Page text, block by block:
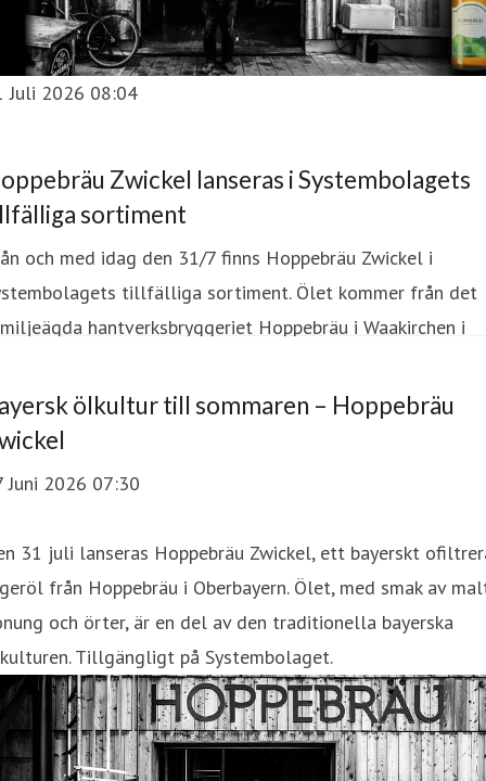
Juli 2026 08:04
Zwickel lanseras i Systembolagets
sortiment
och med idag den 31/7 finns Hoppebräu Zwickel i
tillfälliga sortiment. Ölet kommer från det
hantverksbryggeriet Hoppebräu i Waakirchen i
humlesorter från Hallertau.
ölkultur till sommaren – Hoppebräu
Juni 2026 07:30
31 juli lanseras Hoppebräu Zwickel, ett bayerskt
från Hoppebräu i Oberbayern. Ölet, med smak av
och örter, är en del av den traditionella bayerska
Tillgängligt på Systembolaget.